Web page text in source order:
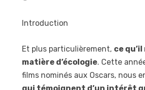
Introduction
Et plus particulièrement, ce
matière d’écologie. Cette
films nominés aux Oscars, nous
qui témoignent d’un intérêt